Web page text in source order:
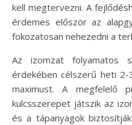
kell megtervezni. A
érdemes először az
fokozatosan nehezedni a
Az izomzat folyamatos
érdekében célszerű heti 2-
maximust. A megfelelő
kulcsszerepet játszik az
és a tápanyagok